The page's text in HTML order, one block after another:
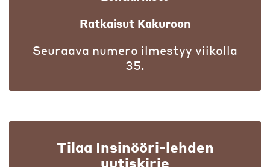
Ratkaisut Kakuroon
Seuraava numero ilmestyy viikolla
35.
Tilaa Insinööri-lehden
uutiskirje